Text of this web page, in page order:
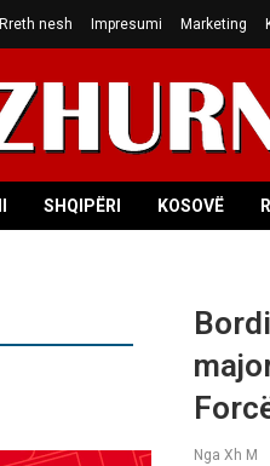
Rreth nesh Impresumi Marketing
SHQIPËRI KOSOVË
Nga Xh M